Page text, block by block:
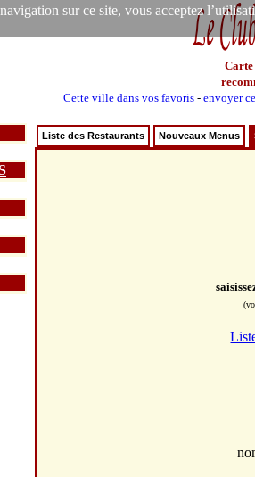
sur ce site, vous acceptez
Carte
Cette ville dans vos favoris -envoyer
Liste des Restaurants Nouveaux Menus